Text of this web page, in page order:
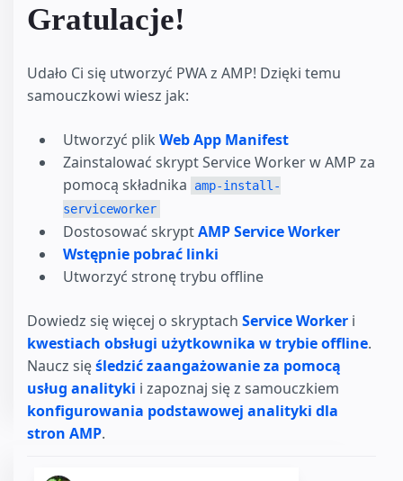
Gratulacje!
Udało Ci się utworzyć PWA z AMP! Dzięki temu
samouczkowi wiesz jak:
Utworzyć plik Web App Manifest
Zainstalować skrypt Service Worker w AMP za
pomocą składnika
amp-install-
serviceworker
Dostosować skryptAMP Service Worker
Wstępnie pobrać linki
Utworzyć stronę trybu offline
Dowiedz się więcej o skryptach Service Worker i
kwestiach obsługi użytkownika w trybie offline.
Naucz sięśledzić zaangażowanie za pomocą
usług analityki i zapoznaj się z samouczkiem
konfigurowania podstawowej analityki dla
stron AMP.